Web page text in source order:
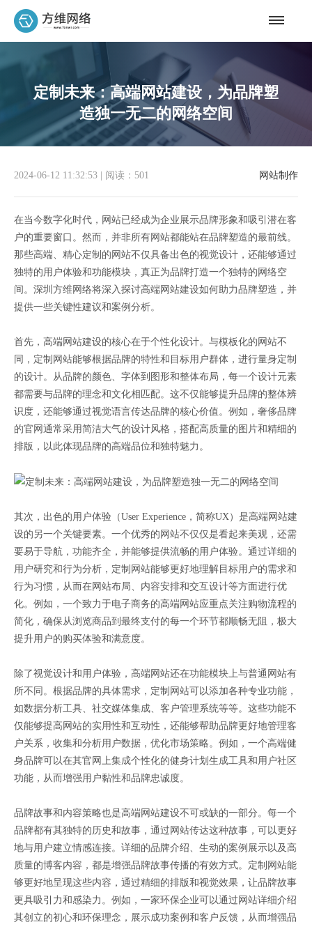
定制未来：高端网站建设，为品牌塑
造独一无二的网络空间
网站制作
2024-06-12 11:32:53 阅读：501
在当今数字化时代，网站已经成为企业展示品牌形象和吸引潜在客
户的重要窗口。然而，并非所有网站都能站在品牌塑造的最前线。
那些高端、精心定制的网站不仅具备出色的视觉设计，还能够通过
独特的用户体验和功能模块，真正为品牌打造一个独特的网络空
间。深圳方维网络将深入探讨高端网站建设如何助力品牌塑造，并
提供一些关键性建议和案例分析。
首先，高端网站建设的核心在于个性化设计。与模板化的网站不
同，定制网站能够根据品牌的特性和目标用户群体，进行量身定制
的设计。从品牌的颜色、字体到图形和整体布局，每一个设计元素
都需要与品牌的理念和文化相匹配。这不仅能够提升品牌的整体辨
识度，还能够通过视觉语言传达品牌的核心价值。例如，奢侈品牌
的官网通常采用简洁大气的设计风格，搭配高质量的图片和精细的
排版，以此体现品牌的高端品位和独特魅力。
其次，出色的用户体验（User Experience，简称UX）是高端网站建
设的另一个关键要素。一个优秀的网站不仅仅是看起来美观，还需
要易于导航，功能齐全，并能够提供流畅的用户体验。通过详细的
用户研究和行为分析，定制网站能够更好地理解目标用户的需求和
行为习惯，从而在网站布局、内容安排和交互设计等方面进行优
化。例如，一个致力于电子商务的高端网站应重点关注购物流程的
简化，确保从浏览商品到最终支付的每一个环节都顺畅无阻，极大
提升用户的购买体验和满意度。
除了视觉设计和用户体验，高端网站还在功能模块上与普通网站有
所不同。根据品牌的具体需求，定制网站可以添加各种专业功能，
如数据分析工具、社交媒体集成、客户管理系统等等。这些功能不
仅能够提高网站的实用性和互动性，还能够帮助品牌更好地管理客
户关系，收集和分析用户数据，优化市场策略。例如，一个高端健
身品牌可以在其官网上集成个性化的健身计划生成工具和用户社区
功能，从而增强用户黏性和品牌忠诚度。
品牌故事和内容策略也是高端网站建设不可或缺的一部分。每一个
品牌都有其独特的历史和故事，通过网站传达这种故事，可以更好
地与用户建立情感连接。详细的品牌介绍、生动的案例展示以及高
质量的博客内容，都是增强品牌故事传播的有效方式。定制网站能
够更好地呈现这些内容，通过精细的排版和视觉效果，让品牌故事
更具吸引力和感染力。例如，一家环保企业可以通过网站详细介绍
其创立的初心和环保理念，展示成功案例和客户反馈，从而增强品